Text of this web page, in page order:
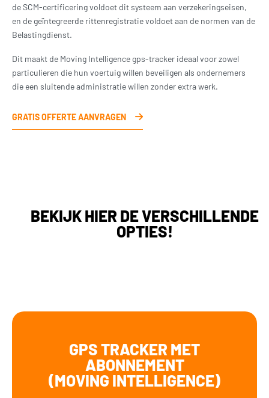
de SCM-certificering voldoet dit systeem aan verzekeringseisen,
en de geïntegreerde rittenregistratie voldoet aan de normen van de
Belastingdienst.
Dit maakt de Moving Intelligence gps-tracker ideaal voor zowel
particulieren die hun voertuig willen beveiligen als ondernemers
die een sluitende administratie willen zonder extra werk.
GRATIS OFFERTE AANVRAGEN
BEKIJK HIER DE VERSCHILLENDE
OPTIES!
GPS TRACKER MET
ABONNEMENT
(MOVING INTELLIGENCE)